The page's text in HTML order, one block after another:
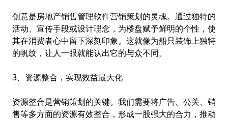
创意是房地产销售管理软件营销策划的灵魂。通过独特的
活动、宣传手段或设计理念，为楼盘赋予鲜明的个性，使
其在消费者心中留下深刻印象。这就像为船只装饰上独特
的帆纹，让人一眼就能认出它的与众不同。
3、资源整合，实现效益最大化
资源整合是营销策划的关键。我们需要将广告、公关、销
售等多方面的资源有效整合，形成一股强大的合力，推动